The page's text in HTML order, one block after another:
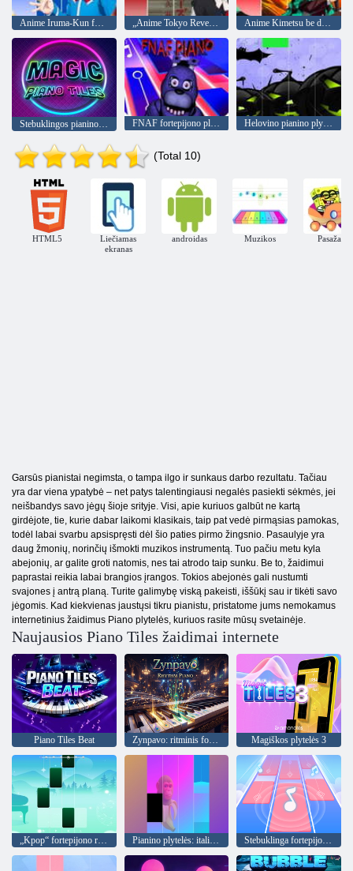
„Anime Tokyo Revengers“ fortepijoninių plytelių žaidimai
Stebuklingos pianino plytelės FNAF fortepijono plytelės Helovino pianino plytelės
(Total 10)
HTML5
Liečiamas
ekranas
androidas Muzikos Pasažas
Garsūs pianistai negimsta, o tampa ilgo ir sunkaus darbo rezultatu. Tačiau
yra dar viena ypatybė – net patys talentingiausi negalės pasiekti sėkmės, jei
neišbandys savo jėgų šioje srityje. Visi, apie kuriuos galbūt ne kartą
girdėjote, tie, kurie dabar laikomi klasikais, taip pat vedė pirmąsias pamokas,
todėl labai svarbu apsispręsti dėl šio paties pirmo žingsnio. Pasaulyje yra
daug žmonių, norinčių išmokti muzikos instrumentą. Tuo pačiu metu kyla
abejonių, ar galite groti natomis, nes tai atrodo taip sunku. Be to, žaidimui
paprastai reikia labai brangios įrangos. Tokios abejonės gali nustumti
svajones į antrą planą. Turite galimybę viską pakeisti, iššūkį sau ir tikėti savo
jėgomis. Kad kiekvienas jaustųsi tikru pianistu, pristatome jums nemokamus
internetinius žaidimus Piano plytelės, kuriuos rasite mūsų svetainėje.
Naujausios Piano Tiles žaidimai internete
Piano Tiles Beat Zynpavo: ritminis fortepijonas Magiškos plytelės 3
„Kpop“ fortepijono ritmai Pianino plytelės: itališki smegenų smegenų gyvūnai Stebuklinga fortepijono muzika